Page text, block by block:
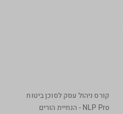
קורס ניהול עסק לסוכן ביטוח
NLP Pro - הנחיית הורים